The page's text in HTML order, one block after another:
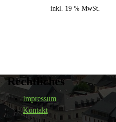
inkl. 19 % MwSt.
Rechtliches
Impressum
Kontakt